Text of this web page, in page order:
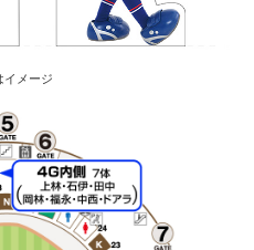
メージ